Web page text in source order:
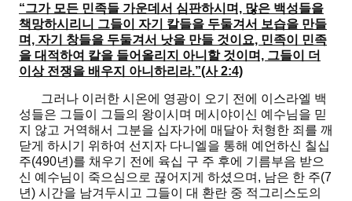
“그가 모든 민족들 가운데서 심판하시며, 많은 백성들을
책망하시리니 그들이 자기 칼들을 두둘겨서 보습을 만들
며, 자기 창들을 두둘겨서 낫을 만들 것이요, 민족이 민족
을 대적하여 칼을 들어올리지 아니할 것이며, 그들이 더
이상 전쟁을 배우지 아니하리라.”(사 2:4)
그러나 이러한 시온에 영광이 오기 전에 이스라엘 백
성들은 그들이 그들의 왕이시며 메시야이신 예수님을 믿
지 않고 거역해서 그분을 십자가에 매달아 처형한 죄를 깨
닫게 하시기 위하여 선지자 다니엘을 통해 예언하신 칠십
주(490년)를 채우기 전에 육십 구 주 후에 기름부음 받으
신 예수님이 죽으심으로 끊어지게 하셨으며, 남은 한 주(7
년) 시간을 남겨두시고 그들이 대 환란 중 적그리스도의